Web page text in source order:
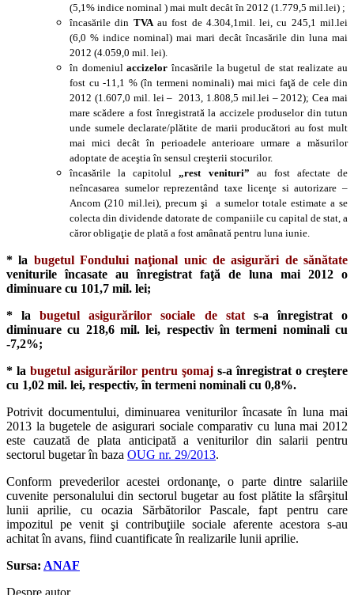
(5,1% indice nominal ) mai mult decât în 2012 (1.779,5 mil.lei) ;
încasările din TVAau fost de 4.304,1mil. lei, cu 245,1 mil.lei
(6,0 % indice nominal) mai mari decât încasările din luna mai
2012 (4.059,0 mil. lei).
în domeniulaccizelor încasările la bugetul de stat realizate au
fost cu -11,1 % (în termeni nominali) mai mici faţă de cele din
2012 (1.607,0 mil. lei – 2013, 1.808,5 mil.lei – 2012); Cea mai
mare scădere a fost înregistrată la accizele produselor din tutun
unde sumele declarate/plătite de marii producători au fost mult
mai mici decât în perioadele anterioare urmare a măsurilor
adoptate de aceştia în sensul creşterii stocurilor.
încasările la capitolul„rest venituri” au fost afectate de
neîncasarea sumelor reprezentând taxe licenţe si autorizare –
Ancom (210 mil.lei), precum şi a sumelor totale estimate a se
colecta din dividende datorate de companiile cu capital de stat, a
căror obligaţie de plată a fost amânată pentru luna iunie.
* la bugetul Fondului naţional unic de asigurări de sănătate
veniturile încasate au înregistrat faţă de luna mai 2012 o
diminuare cu 101,7 mil. lei;
* labugetul asigurărilor sociale de stats-a înregistrat o
diminuare cu 218,6 mil. lei, respectiv în termeni nominali cu
-7,2%;
* la bugetul asigurărilor pentru şomaj s-a înregistrat o creştere
cu 1,02 mil. lei, respectiv, în termeni nominali cu 0,8%.
Potrivit documentului, diminuarea veniturilor încasate în luna mai
2013 la bugetele de asigurari sociale comparativ cu luna mai 2012
este cauzată de plata anticipată a veniturilor din salarii pentru
sectorul bugetar în baza OUG nr. 29/2013.
Conform prevederilor acestei ordonanţe, o parte dintre salariile
cuvenite personalului din sectorul bugetar au fost plătite la sfârşitul
lunii aprilie, cu ocazia Sărbătorilor Pascale, fapt pentru care
impozitul pe venit şi contribuţiile sociale aferente acestora s-au
achitat în avans, fiind cuantificate în realizarile lunii aprilie.
Sursa: ANAF
Despre autor